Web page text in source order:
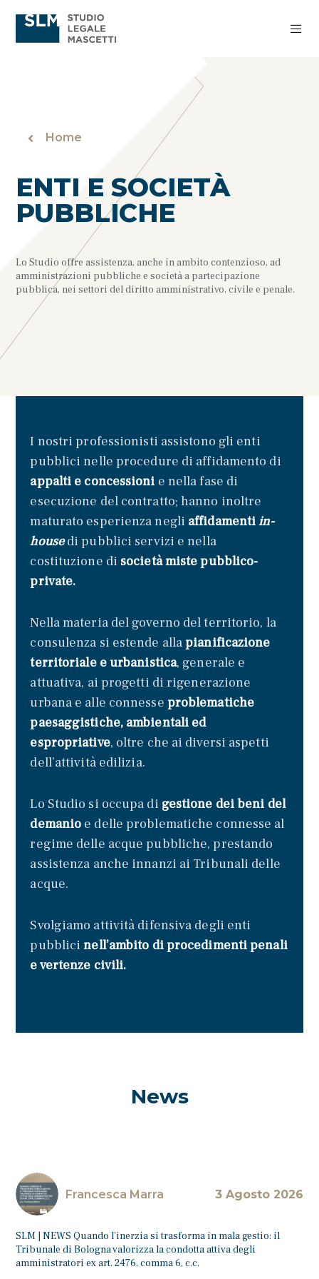
Home
ENTI E SOCIETÀ
PUBBLICHE
Lo Studio offre assistenza, anche in ambito contenzioso, ad
amministrazioni pubbliche e società a partecipazione
pubblica, nei settori del diritto amministrativo, civile e penale.
I nostri professionisti assistono gli enti
pubblici nelle procedure di affidamento di
appalti e concessioni e nella fase di
esecuzione del contratto; hanno inoltre
maturato esperienza negli affidamentiin-
housedi pubblici servizi e nella
costituzione di società miste pubblico-
private.
Nella materia del governo del territorio, la
consulenza si estende allapianificazione
territoriale e urbanistica, generale e
attuativa, ai progetti di rigenerazione
urbana e alle connesse problematiche
paesaggistiche, ambientali ed
espropriative, oltre che ai diversi aspetti
dell’attività edilizia.
Lo Studio si occupa di gestione dei beni del
demanio e delle problematiche connesse al
regime delle acque pubbliche, prestando
assistenza anche innanzi ai Tribunali delle
acque.
Svolgiamo attività difensiva degli enti
pubblicinell’ambito di procedimenti penali
e vertenze civili.
News
Francesca Marra 3 Agosto 2026
SLM | NEWS Quando l’inerzia si trasforma in mala gestio: il
Tribunale di Bologna valorizza la condotta attiva degli
amministratori ex art. 2476, comma 6, c.c.